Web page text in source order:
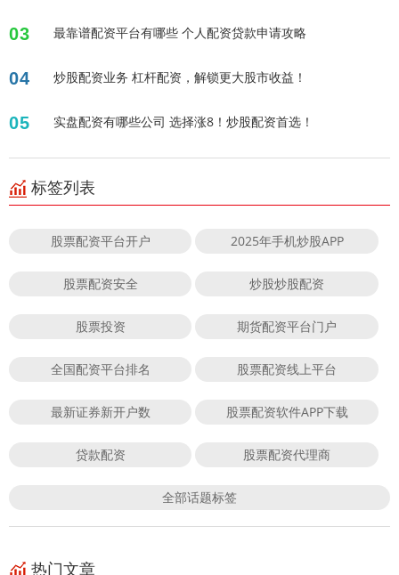
03 最靠谱配资平台有哪些 个人配资贷款申请攻略
04 炒股配资业务 杠杆配资，解锁更大股市收益！
05 实盘配资有哪些公司 选择涨8！炒股配资首选！
标签列表
股票配资平台开户 2025年手机炒股APP
股票配资安全 炒股炒股配资
股票投资 期货配资平台门户
全国配资平台排名 股票配资线上平台
最新证券新开户数 股票配资软件APP下载
贷款配资 股票配资代理商
全部话题标签
热门文章